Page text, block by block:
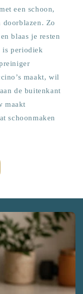
een schoon,
doorblazen. Zo
blaas je resten
periodiek
maakt, wil
de buitenkant
maakt
schoonmaken